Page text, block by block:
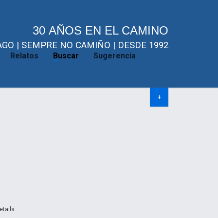
30 AÑOS EN EL CAMINO
| SEMPRE NO CAMIÑO | DESDE 1992
Relatos Buscar Sugerencia
+